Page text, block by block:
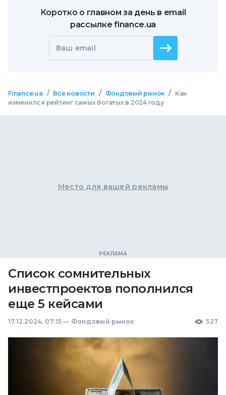
Коротко о главном за день в email
рассылке finance.ua
Ваш email
Finance.ua / Все новости / Фондовый рынок /
Как
изменился рейтинг самых богатых в 2024 году
Место для вашей рекламы
Список сомнительных
инвестпроектов пополнился
еще 5 кейсами
17.12.2024, 07:15 — Фондовый рынок 527